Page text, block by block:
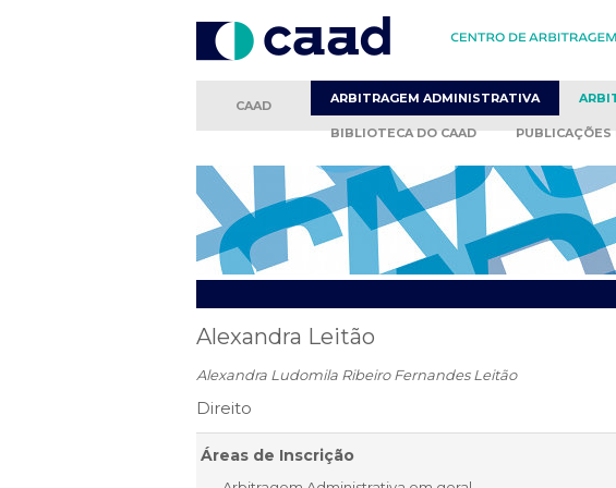
CAAD ARBITRAGEM ADMINISTRATIVA
BIBLIOTECA DO CAAD PUBLICAÇÕES
Alexandra Leitão
Alexandra Ludomila Ribeiro Fernandes Leitão
Direito
Áreas de Inscrição